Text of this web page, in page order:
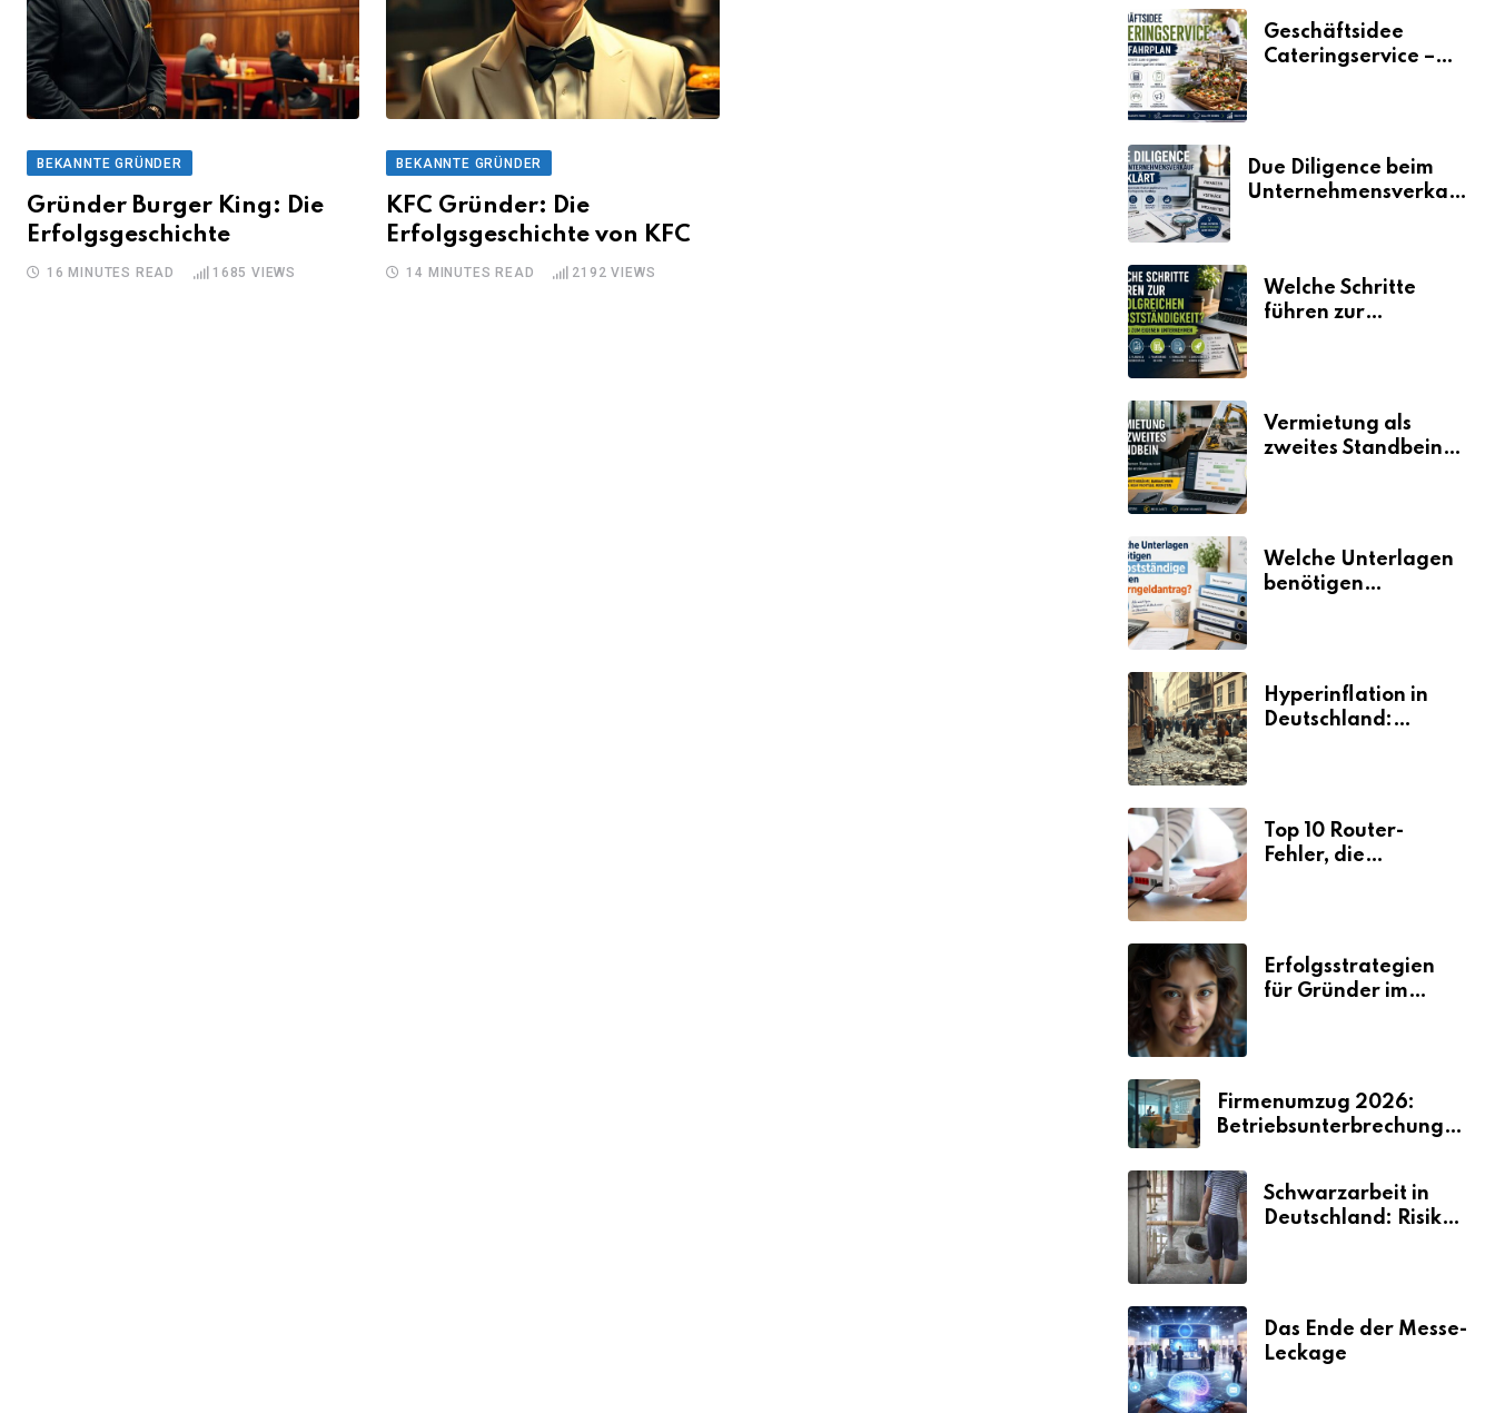
BEKANNTE GRÜNDER
Gründer Burger King: Die
Erfolgsgeschichte
16 MINUTES READ 1685 VIEWS
BEKANNTE GRÜNDER
KFC Gründer: Die
Erfolgsgeschichte von KFC
14 MINUTES READ 2192 VIEWS
Geschäftsidee
Cateringservice –
Due Diligence beim
Unternehmensverkauf
Welche Schritte
führen zur
Vermietung als
zweites Standbein:
Umsätze machen
Welche Unterlagen
benötigen
Hyperinflation in
Deutschland:
Top 10 Router-
Fehler, die
Erfolgsstrategien
für Gründer im
Firmenumzug 2026:
Betriebsunterbrechungen
Schwarzarbeit in
Deutschland: Risiken
Das Ende der Messe-
Leckage